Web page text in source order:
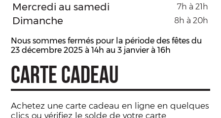
Mercredi au samedi 7h à 21h
Dimanche 8h à 20h
Nous sommes fermés pour la période des fêtes du
23 décembre 2025 à 14h au 3 janvier à 16h
CARTE CADEAU
Achetez une carte cadeau en ligne en quelques
clics ou vérifiez le solde de votre carte